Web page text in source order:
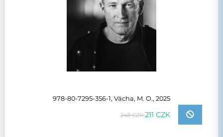
978-80-7295-356-1, Vácha, M. O., 2025
248 CZK211 CZK